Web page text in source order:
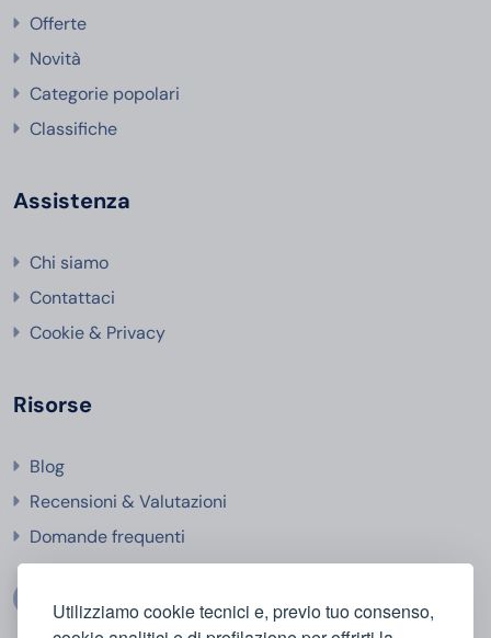
Utilizziamo cookie tecnici e, previo tuo consenso,
Offerte
Novità
Categorie popolari
Classifiche
Assistenza
Chi siamo
Contattaci
Cookie & Privacy
Risorse
Blog
Recensioni & Valutazioni
Domande frequenti